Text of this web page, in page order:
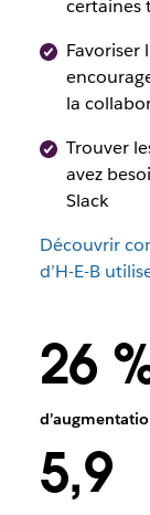
certaines
Favoriser
la
Trouver
avez
Slack
Découvrir
d’H-E-B
26
5,9